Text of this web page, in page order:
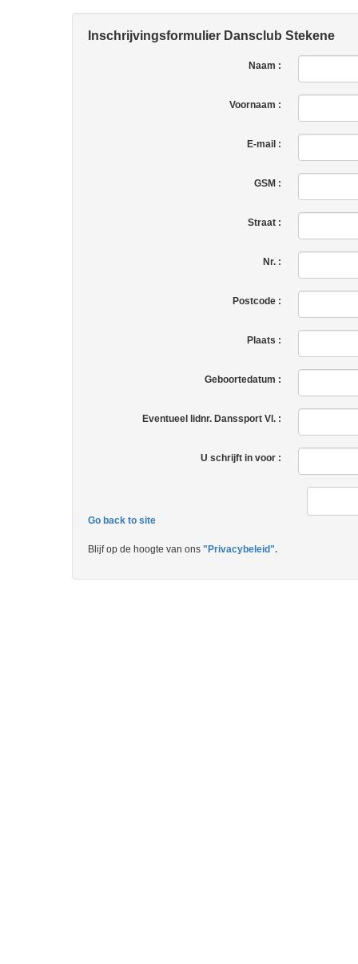
Inschrijvingsformulier Dansclub Stekene
Naam :
Voornaam :
E-mail :
GSM :
Straat :
Nr. :
Postcode :
Plaats :
Geboortedatum :
Eventueel lidnr. Danssport Vl. :
U schrijft in voor :
Go back to site
Blijf op de hoogte van ons "Privacybeleid".